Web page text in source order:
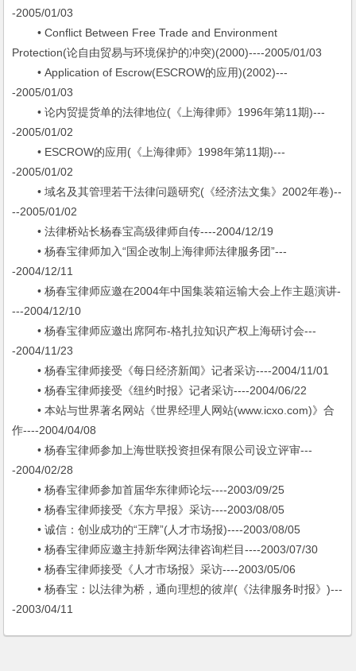
-2005/01/03
• Conflict Between Free Trade and Environment
Protection(论自由贸易与环境保护的冲突)(2000)----2005/01/03
• Application of Escrow(ESCROW的应用)(2002)---
-2005/01/03
• 论内贸提货单的法律地位(《上海律师》1996年第11期)---
-2005/01/02
• ESCROW的应用(《上海律师》1998年第11期)---
-2005/01/02
• 域名及其管理若干法律问题研究(《经济法文集》2002年卷)--
--2005/01/02
• 法律桥站长杨春宝高级律师自传----2004/12/19
• 杨春宝律师加入“国企改制上海律师法律服务团”---
-2004/12/11
• 杨春宝律师应邀在2004年中国集装箱运输大会上作主题演讲-
---2004/12/10
• 杨春宝律师应邀出席阿布-格扎拉知识产权上海研讨会---
-2004/11/23
• 杨春宝律师接受《每日经济新闻》记者采访----2004/11/01
• 杨春宝律师接受《纽约时报》记者采访----2004/06/22
• 本站与世界著名网站《世界经理人网站(www.icxo.com)》合
作----2004/04/08
• 杨春宝律师参加上海世联投资担保有限公司设立评审---
-2004/02/28
• 杨春宝律师参加首届华东律师论坛----2003/09/25
• 杨春宝律师接受《东方早报》采访----2003/08/05
• 诚信：创业成功的“王牌”(人才市场报)----2003/08/05
• 杨春宝律师应邀主持新华网法律咨询栏目----2003/07/30
• 杨春宝律师接受《人才市场报》采访----2003/05/06
• 杨春宝：以法律为桥，通向理想的彼岸(《法律服务时报》)---
-2003/04/11